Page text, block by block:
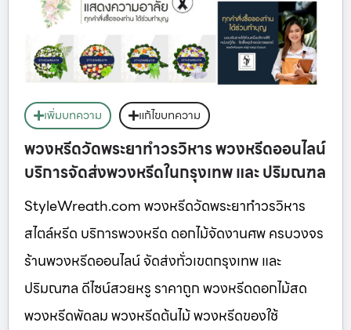
เพิ่มบทความ แก้ไขบทความ
พวงหรีดวัดพระยาทำวรวิหาร พวงหรีดออนไลน์
บริการจัดส่งพวงหรีดในกรุงเทพ และ ปริมณฑล
StyleWreath.com พวงหรีดวัดพระยาทำวรวิหาร
สไตล์หรีด บริการพวงหรีด ดอกไม้จัดงานศพ ครบวงจร
ร้านพวงหรีดออนไลน์ จัดส่งทั่วเขตกรุงเทพ และ
ปริมณฑล ดีไซน์สวยหรู ราคาถูก พวงหรีดดอกไม้สด
พวงหรีดพัดลม พวงหรีดต้นไม้ พวงหรีดของใช้